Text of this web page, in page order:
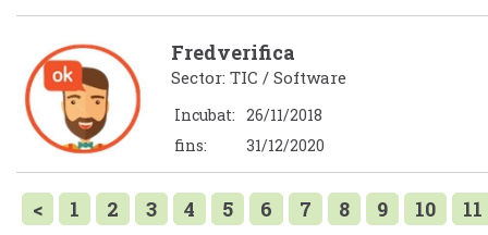
Fredverifica
Sector: TIC / Software
Incubat: 26/11/2018
fins:
31/12/2020
< 1 2 3 4 5 6 7 8 9 10
11